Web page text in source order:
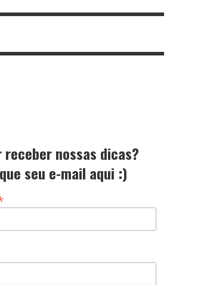
receber nossas dicas?
seu e-mail aqui :)